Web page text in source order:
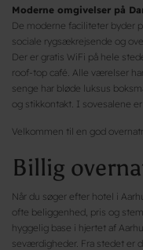
Moderne omgivelser på
De moderne faciliteter byder
sociale rygsækrejsende og
Der er gratis WiFi på hele
roof-top café. Alle værelser
senge har bløde luksus
og stikkontakt. I sovesalene
Velkommen til en god
Billig
Når du søger efter hotel i
ofte beliggenhed, pris og
hyggelig base i hjertet af
seværdigheder. Fra stedet er